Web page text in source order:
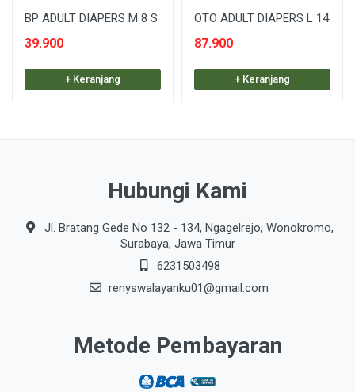
BP ADULT DIAPERS M 8 S
39.900
+ Keranjang
OTO ADULT DIAPERS L 14
87.900
+ Keranjang
Hubungi Kami
Jl. Bratang Gede No 132 - 134, Ngagelrejo, Wonokromo,
Surabaya, Jawa Timur
6231503498
renyswalayanku01@gmail.com
Metode Pembayaran